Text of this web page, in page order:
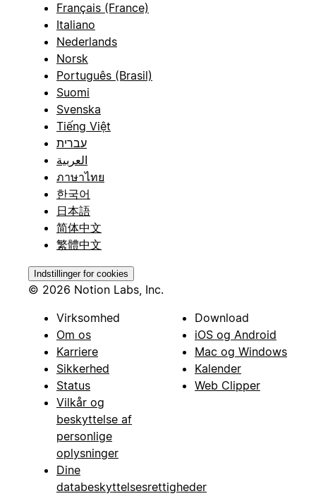
Français (France)
Italiano
Nederlands
Norsk
Português (Brasil)
Suomi
Svenska
Tiếng Việt
עברית
العربية
ภาษาไทย
한국어
日本語
简体中文
繁體中文
Indstillinger for cookies
© 2026 Notion Labs, Inc.
Virksomhed
Om os
Karriere
Sikkerhed
Status
Vilkår og
beskyttelse af
personlige
oplysninger
Dine
databeskyttelsesrettigheder
Download
iOS og Android
Mac og Windows
Kalender
Web Clipper